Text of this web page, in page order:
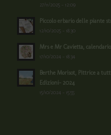
27/11/2025 - 12:09
Piccolo erbario delle piante
12/10/2025 - 18:30
Mrs e Mr Cavietta,
17/10/2024 - 18:34
Berthe Morisot, Pittrice a
Edizioni- 2024
15/10/2024 - 15:55